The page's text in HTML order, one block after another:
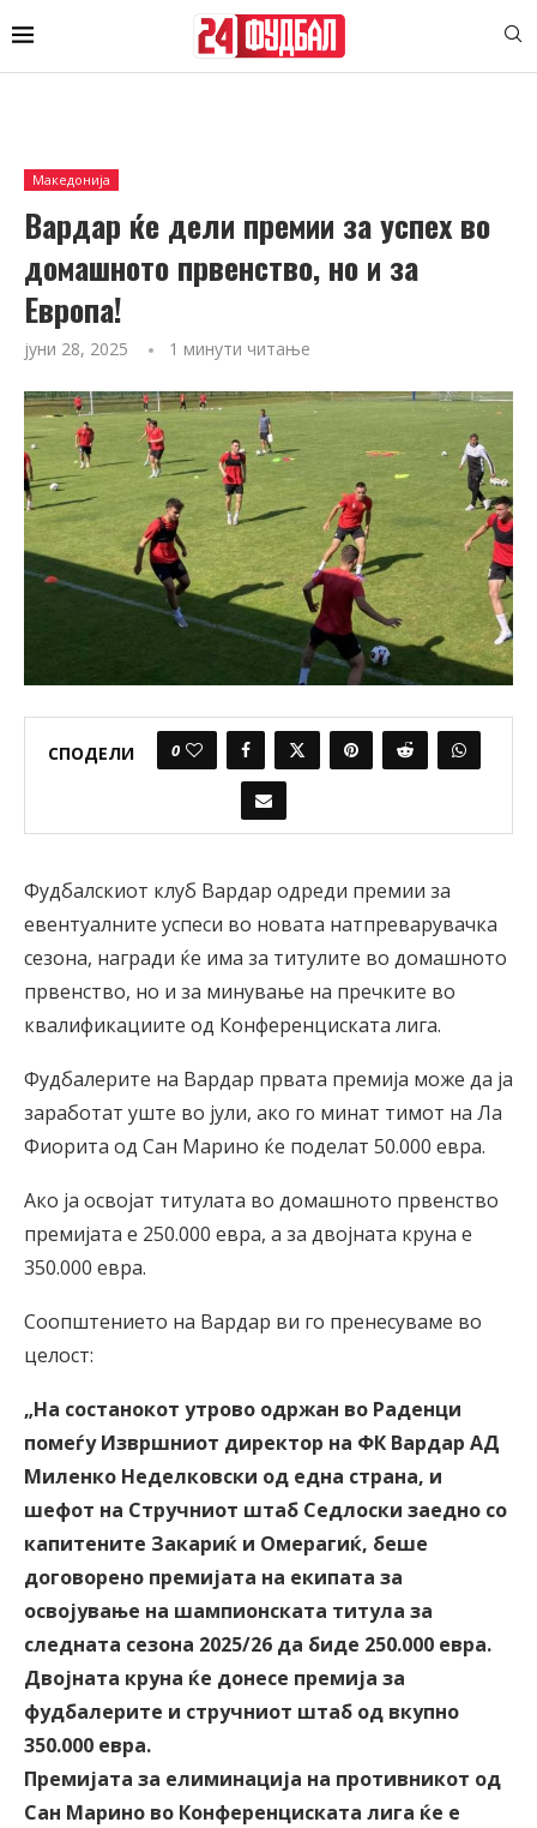
Македонија
Вардар ќе дели премии за успех во
домашното првенство, но и за
Европа!
јуни 28, 2025 1 минути читање
СПОДЕЛИ 0
Фудбалскиот клуб Вардар одреди премии за
евентуалните успеси во новата натпреварувачка
сезона, награди ќе има за титулите во домашното
првенство, но и за минување на пречките во
квалификациите од Конференциската лига.
Фудбалерите на Вардар првата премија може да ја
заработат уште во јули, ако го минат тимот на Ла
Фиорита од Сан Марино ќе поделат 50.000 евра.
Ако ја освојат титулата во домашното првенство
премијата е 250.000 евра, а за двојната круна е
350.000 евра.
Соопштението на Вардар ви го пренесуваме во
целост:
„На состанокот утрово одржан во Раденци
помеѓу Извршниот директор на ФК Вардар АД
Миленко Неделковски од една страна, и
шефот на Стручниот штаб Седлоски заедно со
капитените Закариќ и Омерагиќ, беше
договорено премијата на екипата за
освојување на шампионската титула за
следната сезона 2025/26 да биде 250.000 евра.
Двојната круна ќе донесе премија за
фудбалерите и стручниот штаб од вкупно
350.000 евра.
Премијата за елиминација на противникот од
Сан Марино во Конференциската лига ќе е